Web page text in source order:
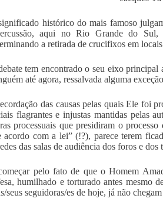
histórico do mais famoso
aqui no Rio Grande do Sul,
a retirada de crucifixos em
tem encontrado o seu eixo
até agora, ressalvada alguma
das causas pelas quais Ele foi
flagrantes e injustas mantidas pelas
processuais que presidiram o
acordo com a lei” (!?), parece terem
das salas de audiência dos foros e
pelo fato de que o Homem
humilhado e torturado antes mesmo
seus seguidoras/es de hoje, já não